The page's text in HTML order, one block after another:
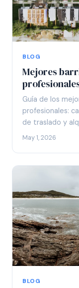
BLOG
Mejores
Guía de los
profesionales:
de traslado y
May 1, 2026
BLOG